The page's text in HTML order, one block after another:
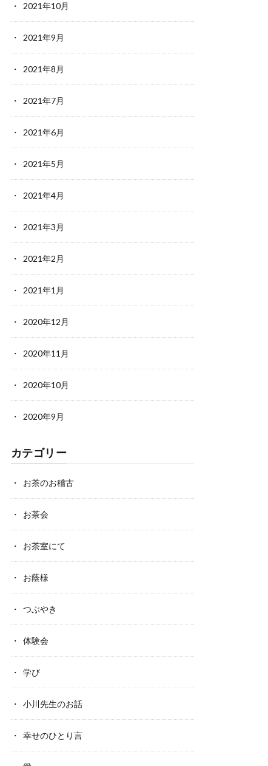
2021年10月
2021年9月
2021年8月
2021年7月
2021年6月
2021年5月
2021年4月
2021年3月
2021年2月
2021年1月
2020年12月
2020年11月
2020年10月
2020年9月
カテゴリー
お茶のお稽古
お茶会
お茶室にて
お蔭様
つぶやき
体験会
学び
小川先生のお話
幸せのひとり言